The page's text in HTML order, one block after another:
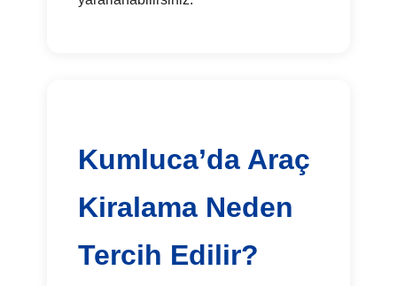
Kumluca’da Araç
Kiralama Neden
Tercih Edilir?